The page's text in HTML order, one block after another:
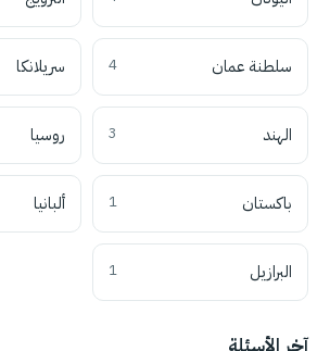
سلطنة عمان 4 سريلانكا
الهند 3 روسيا
باكستان 1 ألبانيا
البرازيل 1